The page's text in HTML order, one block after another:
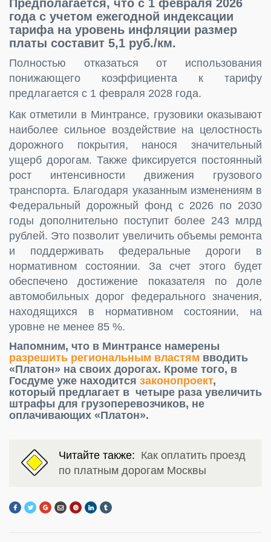
Предполагается, что с 1 февраля 2026
года с учетом ежегодной индексации
тарифа на уровень инфляции размер
платы составит 5,1 руб./км.
Полностью отказаться от использования
понижающего коэффициента к тарифу
предлагается с 1 февраля 2028 года.
Как отметили в Минтрансе, грузовики оказывают
наиболее сильное воздействие на целостность
дорожного покрытия, нанося значительный
ущерб дорогам. Также фиксируется постоянный
рост интенсивности движения грузового
транспорта. Благодаря указанным изменениям в
Федеральный дорожный фонд с 2026 по 2030
годы дополнительно поступит более 243 млрд
рублей. Это позволит увеличить объемы ремонта
и поддерживать федеральные дороги в
нормативном состоянии. За счет этого будет
обеспечено достижение показателя по доле
автомобильных дорог федерального значения,
находящихся в нормативном состоянии, на
уровне не менее 85 %.
Напомним, что в Минтрансе намерены
разрешить региональным властям вводить
«Платон» на своих дорогах. Кроме того, в
Госдуме уже находится законопроект,
который предлагает в четыре раза увеличить
штрафы для грузоперевозчиков, не
оплачивающих «Платон».
Читайте также: Как оплатить проезд
по платным дорогам Москвы